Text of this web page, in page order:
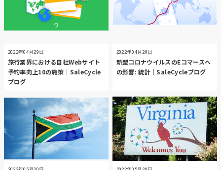
2022年04月29日
旅行業界における自社Webサイト
予約率向上10の施策｜SaleCycle
ブログ
2022年04月29日
新型コロナウイルスのEコマースへ
の影響: 統計｜SaleCycleブログ